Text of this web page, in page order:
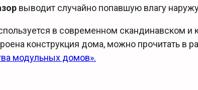
выводит случайно попавшую влагу
в современном скандинавском и
конструкция дома, можно прочитать в
модульных домов».